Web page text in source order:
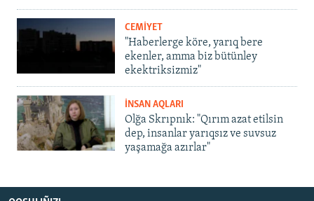
CEMİYET
"Haberlerge köre, yarıq bere
ekenler, amma biz bütünley
ekektriksizmiz"
İNSAN AQLARI
Olğa Skrıpnık: "Qırım azat etilsin
dep, insanlar yarıqsız ve suvsuz
yaşamağa azırlar"